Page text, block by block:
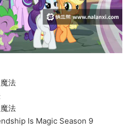
法
法
Is Magic Season 9